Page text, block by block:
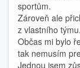
sportům.
Zároveň ale
z vlastního
Občas mi bylo
tak nemusím
Jednou jsem